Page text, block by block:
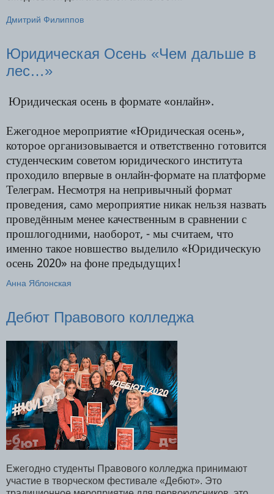
Дмитрий Филиппов
Юридическая Осень «Чем дальше в
лес…»
Юридическая осень в формате «онлайн».
Ежегодное мероприятие «Юридическая осень»,
которое организовывается и ответственно готовится
студенческим советом юридического института
проходило впервые в онлайн-формате на платформе
Телеграм. Несмотря на непривычный формат
проведения, само мероприятие никак нельзя назвать
проведённым менее качественным в сравнении с
прошлогодними, наоборот, - мы считаем, что
именно такое новшество выделило «Юридическую
осень 2020» на фоне предыдущих!
Анна Яблонская
Дебют Правового колледжа
Ежегодно студенты Правового колледжа принимают
участие в творческом фестивале «Дебют». Это